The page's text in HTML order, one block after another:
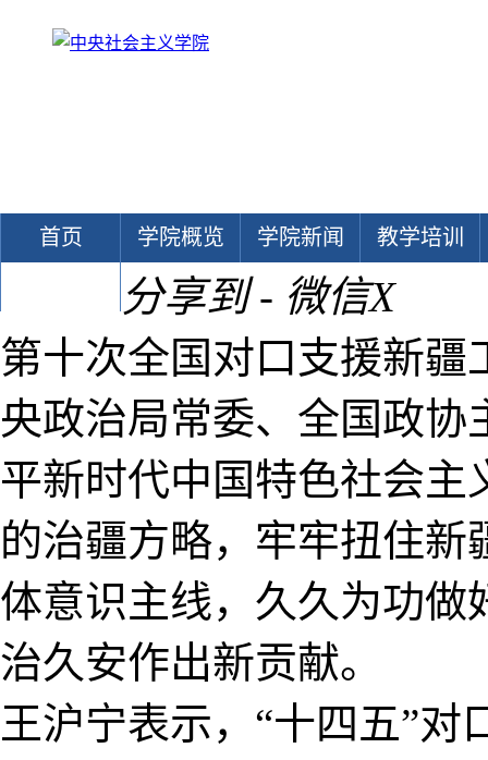
首页 学院概览 学院新闻 教学培训
分享到 - 微信X
第十次全国对口支援新疆
央政治局常委、全国政
平新时代中国特色社会
的治疆方略，牢牢扭住
体意识主线，久久为功做
治久安作出新贡献。
王沪宁表示，“十四五”